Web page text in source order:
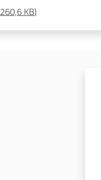
260,6 KB)